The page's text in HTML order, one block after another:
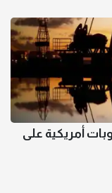
أمريكية على